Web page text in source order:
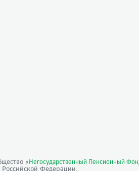
« Негосударственный Пенсионный
Федерации.